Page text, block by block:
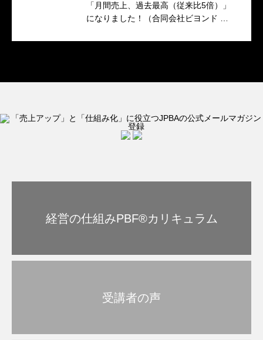
「月間売上、過去最高（従来比5倍）」
になりました！（合同会社ビヨンド 代
経営の仕組みPBF®︎カリキュラム
受講者の声